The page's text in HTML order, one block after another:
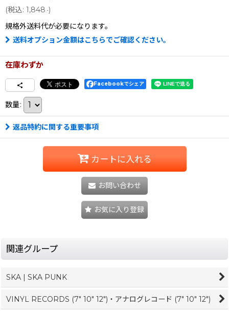
(税込: 1,848.-)
規格外送料代が必要になります。
送料オプション金額はこちらでご確認ください。
在庫わずか
Facebookでシェア
数量:
返品特約に関する重要事項
カートに入れる
お問い合わせ
お気に入り登録
関連グループ
SKA | SKA PUNK
VINYL RECORDS (7" 10" 12")・アナログレコード (7" 10" 12")